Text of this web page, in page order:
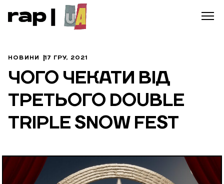
НОВИНИ 17 ГРУ, 2021
ЧОГО ЧЕКАТИ ВІД
ТРЕТЬОГО DOUBLE
TRIPLE SNOW FEST